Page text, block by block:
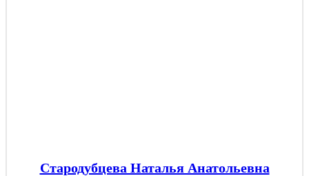
Стародубцева Наталья Анатольевна